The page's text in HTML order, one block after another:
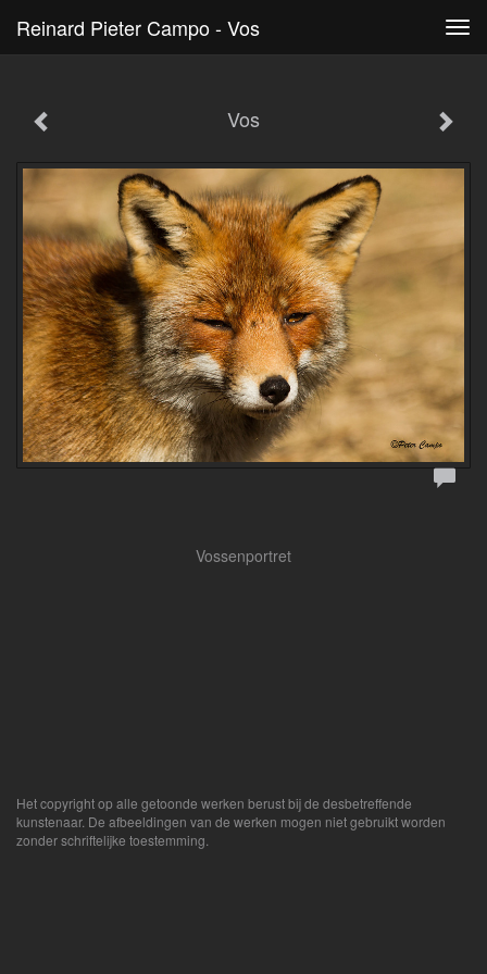
Reinard Pieter Campo - Vos
Vos
Vossenportret
Het copyright op alle getoonde werken berust bij de desbetreffende
kunstenaar. De afbeeldingen van de werken mogen niet gebruikt worden
zonder schriftelijke toestemming.